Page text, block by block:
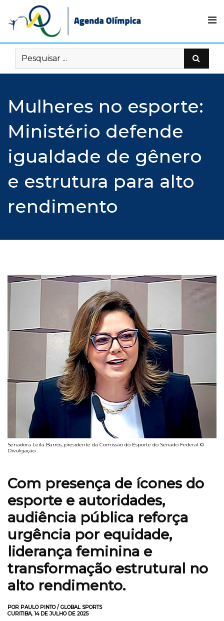
content
Mulheres no esporte:
Ministério defende
igualdade de gênero
e estrutura para alto
rendimento
Senadora Leila Barros, presidente da Comissão do Esporte do Senado Federal ©
Divulgação
Com presença de ícones do
esporte e autoridades,
audiência pública reforça
urgência por equidade,
liderança feminina e
transformação estrutural no
alto rendimento.
POR PAULO PINTO / GLOBAL SPORTS
CURITIBA, 14 DE JULHO DE 2025